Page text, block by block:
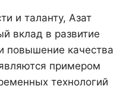
и таланту, Азат
вклад в развитие
повышение качества
примером
технологий